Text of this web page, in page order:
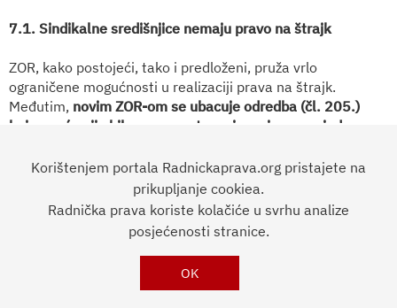
7.1. Sindikalne središnjice nemaju pravo na štrajk
ZOR, kako postojeći, tako i predloženi, pruža vrlo
ograničene mogućnosti u realizaciji prava na štrajk.
Međutim, novim ZOR-om se ubacuje odredba (čl. 205.)
koja uopće nije bila spomenuta na javnoj raspravi, da
više razine; drugim riječima pravo na (opći) štrajk se
zabranjuje sindikalnim središnjicama. Ženska fronta traži
da se omogući puno pravo na štrajk.
Novim ZOR-om štrajkati mogu samo sindikati kojima je
Ministarstva rada i mirovinskog sustava, a k tome u najavi
Korištenjem portala Radnickaprava.org pristajete na
prikupljanje cookiea.
Radnička prava koriste kolačiće u svrhu analize
posjećenosti stranice.
OK